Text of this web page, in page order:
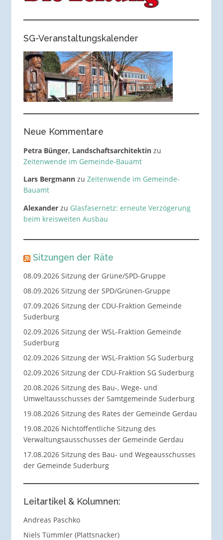
SG-Veranstaltungskalender
Neue Kommentare
Petra Bünger, Landschaftsarchitektinzu
Zeitenwende im Gemeinde-Bauamt
Lars Bergmannzu Zeitenwende im Gemeinde-
Bauamt
Alexanderzu Glasfasernetz: erneute Verzögerung
beim kreisweiten Ausbau
Sitzungen der Räte
08.09.2026 Sitzung der Grüne/SPD-Gruppe
08.09.2026 Sitzung der SPD/Grünen-Gruppe
07.09.2026 Sitzung der CDU-Fraktion Gemeinde
Suderburg
02.09.2026 Sitzung der WSL-Fraktion Gemeinde
Suderburg
02.09.2026 Sitzung der WSL-Fraktion SG Suderburg
02.09.2026 Sitzung der CDU-Fraktion SG Suderburg
20.08.2026 Sitzung des Bau-, Wege- und
Umweltausschusses der Samtgemeinde Suderburg
19.08.2026 Sitzung des Rates der Gemeinde Gerdau
19.08.2026 Nichtöffentliche Sitzung des
Verwaltungsausschusses der Gemeinde Gerdau
17.08.2026 Sitzung des Bau- und Wegeausschusses
der Gemeinde Suderburg
Leitartikel & Kolumnen:
Andreas Paschko
Niels Tümmler (Plattsnacker)